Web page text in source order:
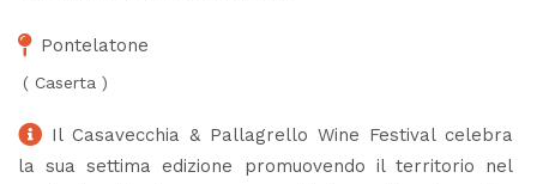
Pontelatone
( Caserta )
Il Casavecchia & Pallagrello Wine Festival celebra
la sua settima edizione promuovendo il territorio nel